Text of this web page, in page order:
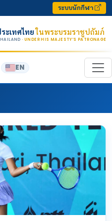
ระบบนักกีฬา
ะเทศไทยในพระบรมราชูปถัมภ์
· UNDER HIS MAJESTY’S PATRONAGE
EN